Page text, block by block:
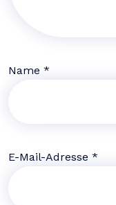
Name *
E-Mail-Adresse *